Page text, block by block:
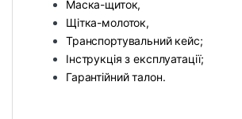
Маска-щиток,
Щітка-молоток,
Транспортувальний кейс;
Інструкція з експлуатації;
Гарантійний талон.